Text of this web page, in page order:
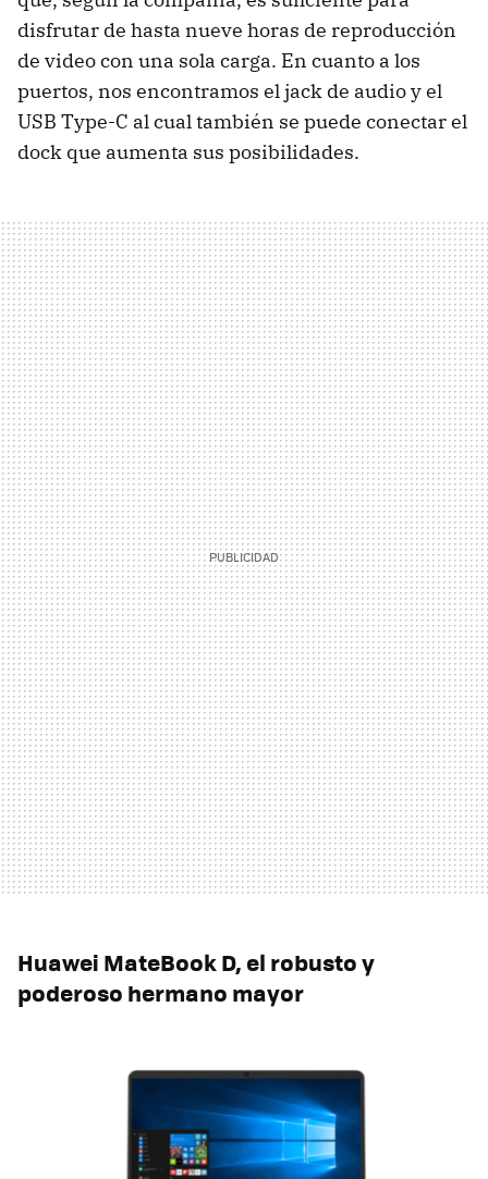
disfrutar de hasta nueve horas de reproducción
de video con una sola carga. En cuanto a los
puertos, nos encontramos el jack de audio y el
USB Type-C al cual también se puede conectar el
dock que aumenta sus posibilidades.
Huawei MateBook D, el robusto y
poderoso hermano mayor